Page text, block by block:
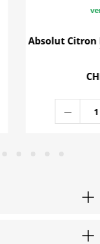
Absolut Citron